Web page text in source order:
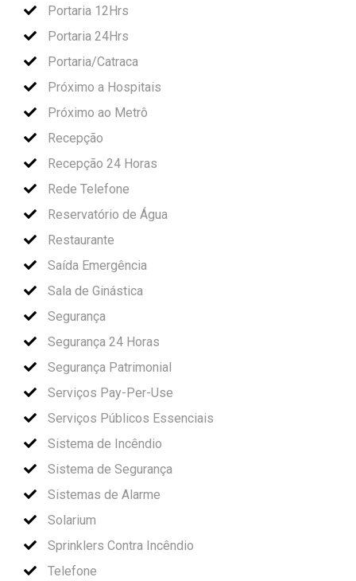
Portaria 12Hrs
Portaria 24Hrs
Portaria/Catraca
Próximo a Hospitais
Próximo ao Metrô
Recepção
Recepção 24 Horas
Rede Telefone
Reservatório de Água
Restaurante
Saída Emergência
Sala de Ginástica
Segurança
Segurança 24 Horas
Segurança Patrimonial
Serviços Pay-Per-Use
Serviços Públicos Essenciais
Sistema de Incêndio
Sistema de Segurança
Sistemas de Alarme
Solarium
Sprinklers Contra Incêndio
Telefone